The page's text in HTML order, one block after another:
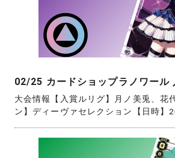
02/25 カードショップラノワール
大会情報【入賞ルリグ】月ノ美兎、花
ン】ディーヴァセレクション【日時】